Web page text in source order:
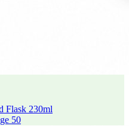
Flask 230ml
50